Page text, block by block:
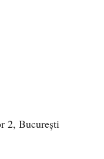
2, București